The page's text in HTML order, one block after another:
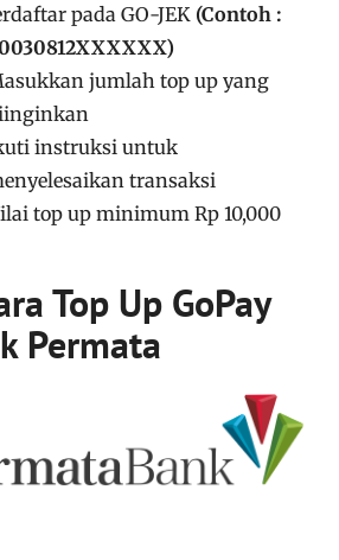
pada GO-JEK (Contoh :
jumlah top up yang
instruksi untuk
transaksi
top up minimum Rp 10,000
Top Up GoPay
Permata